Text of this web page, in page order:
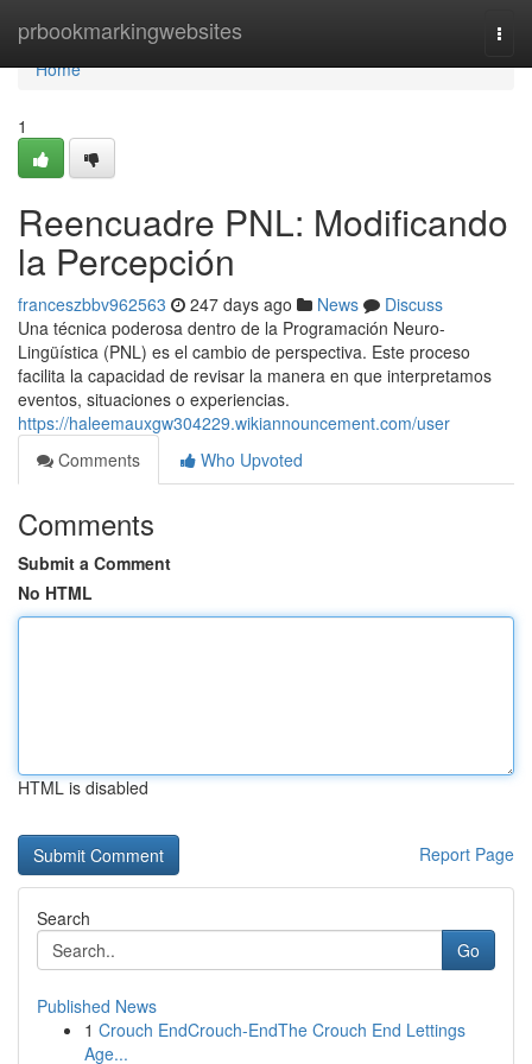
prbookmarkingwebsites
Home
Home
1
Reencuadre PNL: Modificando
la Percepción
franceszbbv962563 247 days ago News
Discuss
Una técnica poderosa dentro de la Programación Neuro-
Lingüística (PNL) es el cambio de perspectiva. Este proceso
facilita la capacidad de revisar la manera en que interpretamos
eventos, situaciones o experiencias.
https://haleemauxgw304229.wikiannouncement.com/user
Comments
Who Upvoted
Comments
Submit a Comment
No HTML
HTML is disabled
Report Page
Search
Go
Published News
1 Crouch EndCrouch-EndThe Crouch End Lettings
Age...